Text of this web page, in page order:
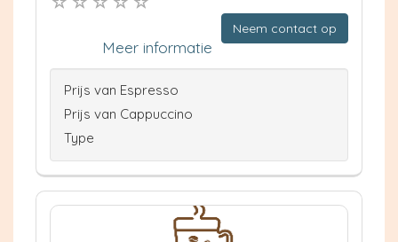
Neem contact op
Meer informatie
Prijs van Espresso
Prijs van Cappuccino
Type